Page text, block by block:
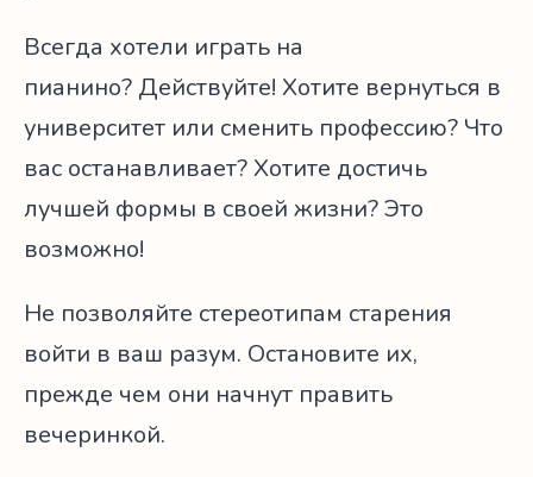
Всегда хотели играть на
пианино? Действуйте! Хотите вернуться в
университет или сменить профессию? Что
вас останавливает? Хотите достичь
лучшей формы в своей жизни? Это
возможно!
Не позволяйте стереотипам старения
войти в ваш разум. Остановите их,
прежде чем они начнут править
вечеринкой.